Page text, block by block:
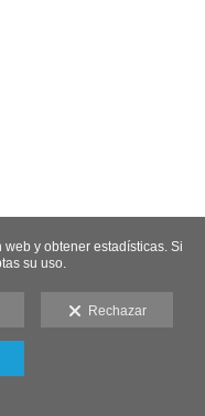
y obtener estadísticas. Si
su uso.
Rechazar